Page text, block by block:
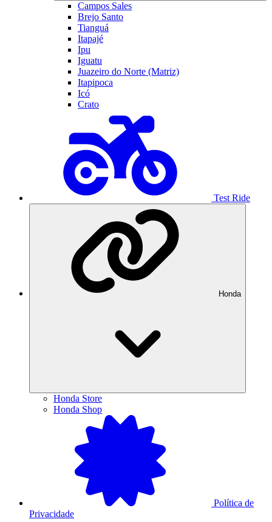
Campos Sales
Brejo Santo
Tianguá
Itapajé
Ipu
Iguatu
Juazeiro do Norte (Matriz)
Itapipoca
Icó
Crato
Test Ride
Honda
Honda Store
Honda Shop
Política de
Privacidade